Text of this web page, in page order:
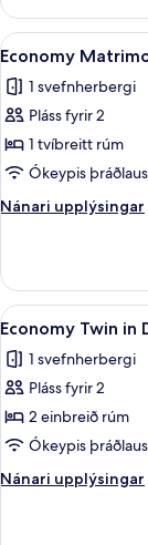
Single
French
Bed
Skoða
allar
myndir
fyrir
Economy
Matrimoniale
in
Depandance
4
Economy
1 svefnherbergi
Pláss fyrir 2
1 tvíbreitt rúm
Ókeypis
Nánari upplýsingar
Nánari
Matrimoniale
in
Depandance
Skoða
allar
myndir
fyrir
Economy
Twin
in
Depandance
4
Economy Twin in
1 svefnherbergi
Pláss fyrir 2
2 einbreið rúm
Ókeypis
Nánari upplýsingar
Nánari